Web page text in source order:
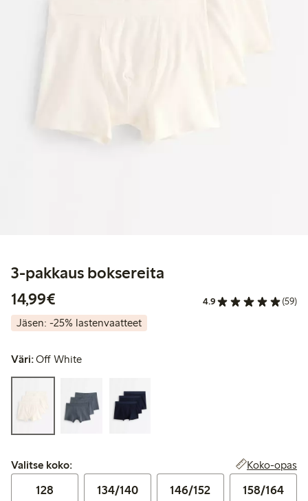
3-pakkaus boksereita
14,99€
4.9 (59)
Jäsen: -25% lastenvaatteet
Väri:Off White
Valitse koko:
Valitse koko: Koko-opas
128 134/140 146/152 158/164